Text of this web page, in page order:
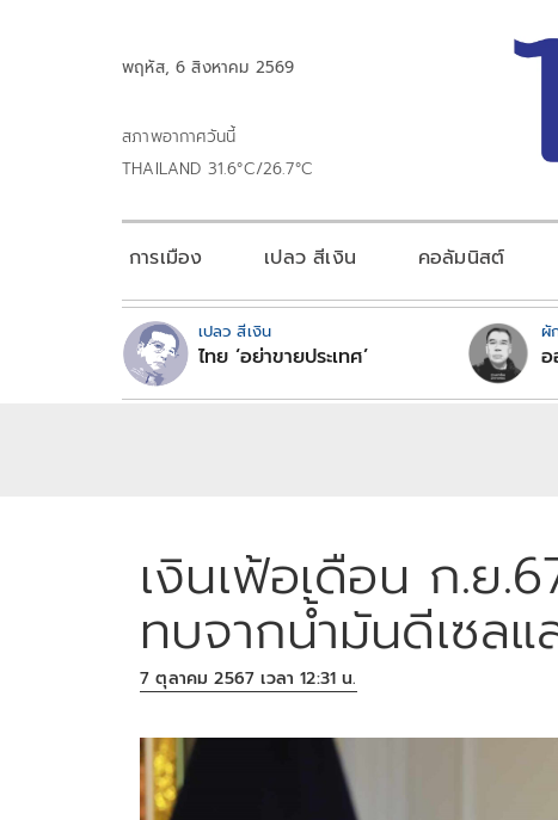
พฤหัส, 6 สิงหาคม 2569
สภาพอากาศวันนี้
THAILAND 31.6°C/26.7°C
การเมือง เปลว สีเงิน คอลัมนิสต์
เปลว สีเงิน
ไทย ‘อย่าขายประเทศ’
ผั
อ
เงินเฟ้อเดือน ก.ย
ทบจากน้ำมันดีเซล
7 ตุลาคม 2567 เวลา 12:31 น.